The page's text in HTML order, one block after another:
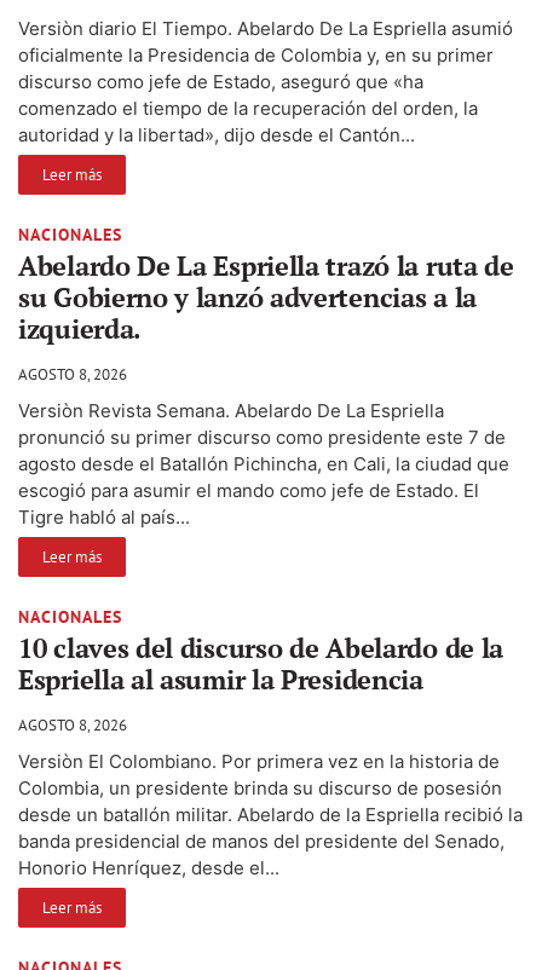
Versiòn diario El Tiempo. Abelardo De La Espriella asumió
oficialmente la Presidencia de Colombia y, en su primer
discurso como jefe de Estado, aseguró que «ha
comenzado el tiempo de la recuperación del orden, la
autoridad y la libertad», dijo desde el Cantón...
Leer más
NACIONALES
Abelardo De La Espriella trazó la ruta de
su Gobierno y lanzó advertencias a la
izquierda.
AGOSTO 8, 2026
Versiòn Revista Semana. Abelardo De La Espriella
pronunció su primer discurso como presidente este 7 de
agosto desde el Batallón Pichincha, en Cali, la ciudad que
escogió para asumir el mando como jefe de Estado. El
Tigre habló al país...
Leer más
NACIONALES
10 claves del discurso de Abelardo de la
Espriella al asumir la Presidencia
AGOSTO 8, 2026
Versiòn El Colombiano. Por primera vez en la historia de
Colombia, un presidente brinda su discurso de posesión
desde un batallón militar. Abelardo de la Espriella recibió la
banda presidencial de manos del presidente del Senado,
Honorio Henríquez, desde el...
Leer más